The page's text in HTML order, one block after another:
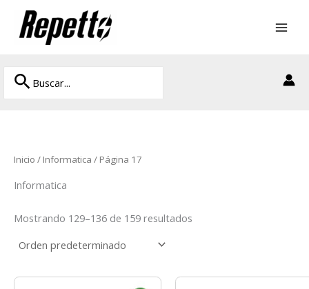
contenido
Buscar
por:
Buscar
Inicio / Informatica / Página 17
Informatica
Mostrando 129–136 de 159 resultados